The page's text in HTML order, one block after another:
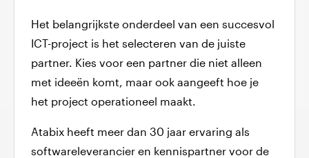
Het belangrijkste onderdeel van een succesvol
ICT-project is het selecteren van de juiste
partner. Kies voor een partner die niet alleen
met ideeën komt, maar ook aangeeft hoe je
het project operationeel maakt.
Atabix heeft meer dan 30 jaar ervaring als
softwareleverancier en kennispartner voor de